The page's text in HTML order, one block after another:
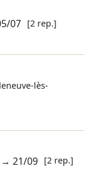
07 [2 rep.]
lès-
→21/09 [2 rep.]